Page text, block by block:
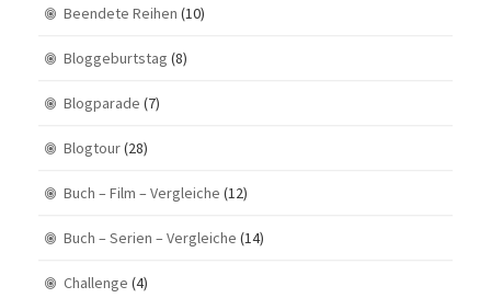
Beendete Reihen (10)
Bloggeburtstag (8)
Blogparade (7)
Blogtour(28)
Buch – Film – Vergleiche (12)
Buch – Serien – Vergleiche (14)
Challenge (4)